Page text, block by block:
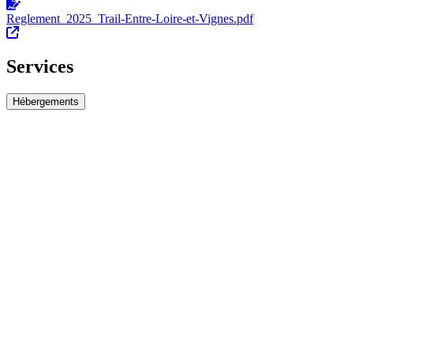
Reglement_2025_Trail-Entre-Loire-et-Vignes.pdf
Services
Hébergements